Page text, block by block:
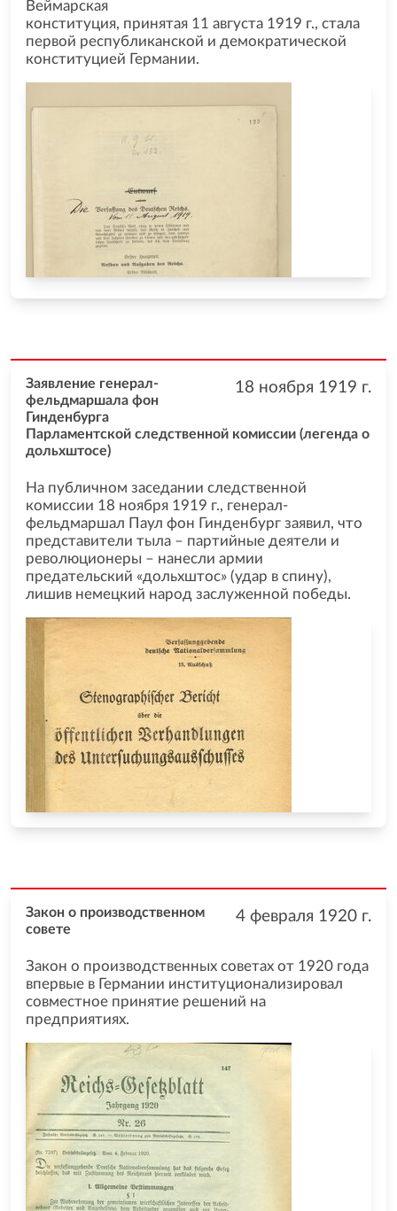
Веймарская
конституция, принятая 11 августа 1919 г., стала
первой республиканской и демократической
конституцией Германии.
18 ноября 1919 г.
Заявление генерал-
фельдмаршала фон
Гинденбурга
Парламентской следственной комиссии (легенда о
дольхштосе)
На публичном заседании следственной
комиссии 18 ноября 1919 г., генерал-
фельдмаршал Паул фон Гинденбург заявил, что
представители тыла – партийные деятели и
революционеры – нанесли армии
предательский «дольхштос» (удар в спину),
лишив немецкий народ заслуженной победы.
4 февраля 1920 г.
Закон о производственном
совете
Закон о производственных советах от 1920 года
впервые в Германии институционализировал
совместное принятие решений на
предприятиях.